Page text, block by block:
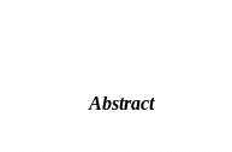
Abstract